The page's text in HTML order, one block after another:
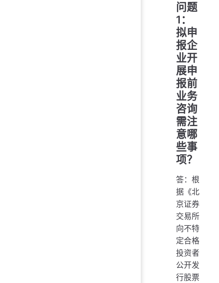
问题
1：
拟申
报企
业开
展申
报前
业务
咨询
需注
意哪
些事
项？
答：根
据《北
京证券
交易所
向不特
定合格
投资者
公开发
行股票